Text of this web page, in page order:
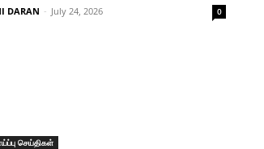
DARAN - July 24, 2026 0
செய்திகள்